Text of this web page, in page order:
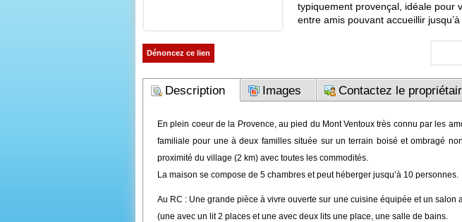
typiquement provençal, idéale pour
entre amis pouvant accueillir
Dénoncez ce lien
Description Images Contactez le
En plein coeur de la Provence, au pied du Mont Ventoux très connu par les
familiale pour une à deux familles située sur un terrain boisé et ombragé
proximité du village (2 km) avec toutes les commodités.
La maison se compose de 5 chambres et peut héberger jusqu’à 10 personnes.
Au RC : Une grande pièce à vivre ouverte sur une cuisine équipée et un salon
(une avec un lit 2 places et une avec deux lits une place, une salle de bains.